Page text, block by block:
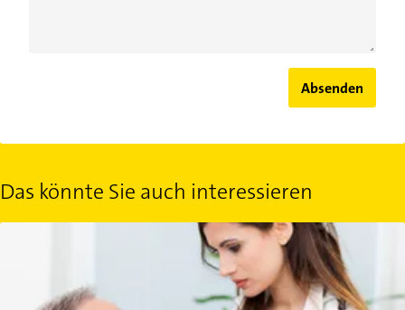
Absenden
Das könnte Sie auch interessieren
Chronisch Lymphatische Leukämie: Symptome und Behandlung